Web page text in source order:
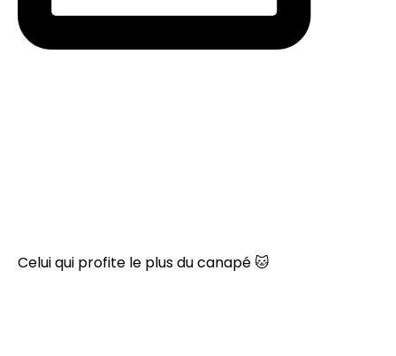
Celui qui profite le plus du canapé 🐱